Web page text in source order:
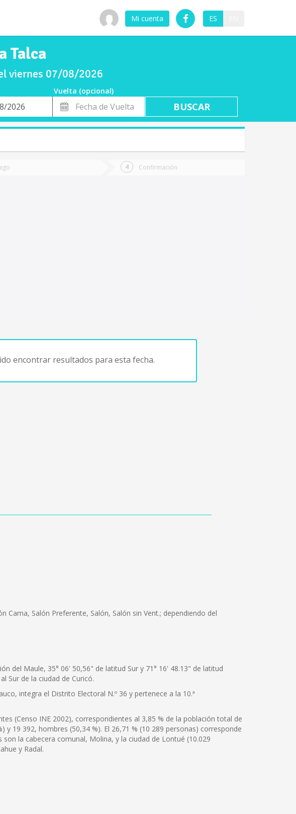
Mi cuenta ES
Talca
viernes 07/08/2026
Vuelta (opcional)
Fecha
de
Vuelta
Confirmación
encontrar resultados para esta fecha.
Cama, Salón Preferente, Salón, Salón sin Vent.; dependiendo del
del Maule, 35° 06' 50,56" de latitud Sur y 71° 16' 48.13" de latitud
Sur de la ciudad de Curicó.
integra el Distrito Electoral N.º 36 y pertenece a la 10.ª
(Censo INE 2002), correspondientes al 3,85 % de la población total de
19 392, hombres (50,34 %). El 26,71 % (10 289 personas) corresponde
la cabecera comunal, Molina, y la ciudad de Lontué (10.029
y Radal.